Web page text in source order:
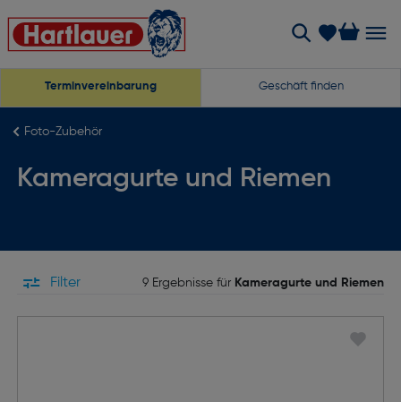
Terminvereinbarung Geschäft finden
Foto-Zubehör
Kameragurte und Riemen
Filter 9 Ergebnisse für Kameragurte und Riemen